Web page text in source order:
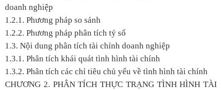
doanh nghiệp
1.2.1. Phương pháp so sánh
1.2.2. Phương pháp phân tích tỷ số
1.3. Nội dung phân tích tài chính doanh nghiệp
1.3.1. Phân tích khái quát tình hình tài chính
1.3.2. Phân tích các chỉ tiêu chủ yếu về tình hình tài chính
CHƯƠNG 2. PHÂN TÍCH THỰC TRẠNG TÌNH HÌNH TÀI